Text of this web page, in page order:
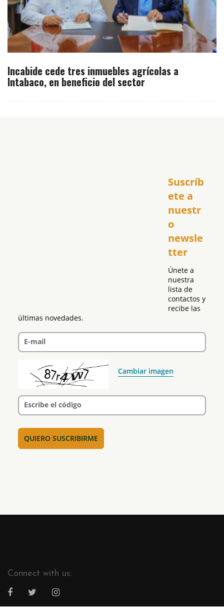
Incabide cede tres inmuebles agrícolas a
Intabaco, en beneficio del sector
Suscríb
ete a
nuestr
o
newsle
tter
Únete a
nuestra
lista de
contactos y
recibe las
últimas novedades.
E-mail
Cambiar imagen
Escribe el código
Connect with us: